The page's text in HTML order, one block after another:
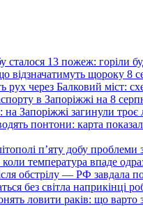
сталося 13 пожеж: горіли
відзначатимуть щороку 8
через Балковий міст:
в Запоріжжі на 8
Запоріжжі загинули троє
понтони: карта
п’яту добу
температура впаде
обстрілу — РФ завдала
без світла наприкінці
ловити раків: що варто